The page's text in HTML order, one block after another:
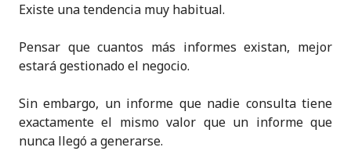
Existe una tendencia muy habitual.
Pensar que cuantos más informes existan, mejor
estará gestionado el negocio.
Sin embargo, un informe que nadie consulta tiene
exactamente el mismo valor que un informe que
nunca llegó a generarse.